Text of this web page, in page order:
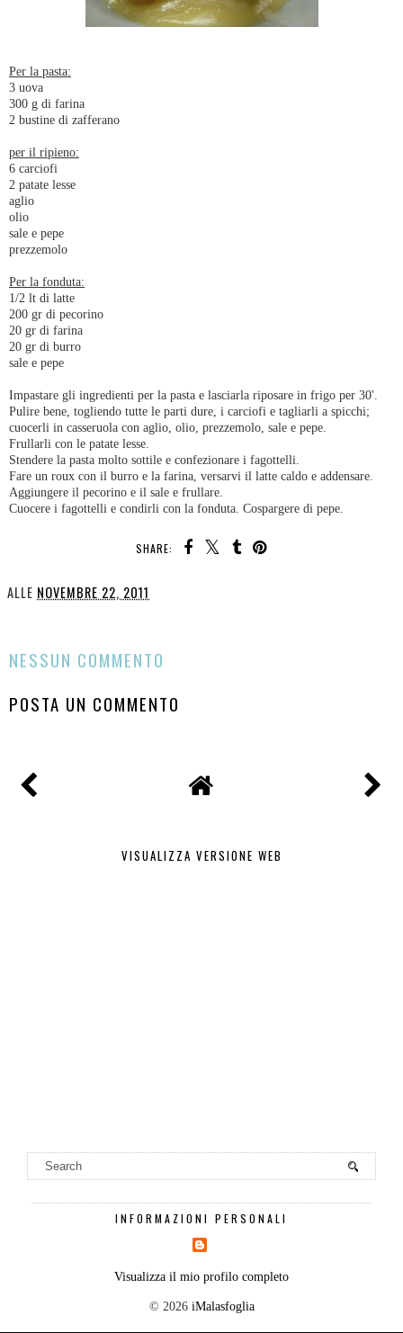
Per la pasta:
3 uova
300 g di farina
2 bustine di zafferano
per il ripieno:
6 carciofi
2 patate lesse
aglio
olio
sale e pepe
prezzemolo
Per la fonduta:
1/2 lt di latte
200 gr di pecorino
20 gr di farina
20 gr di burro
sale e pepe
Impastare gli ingredienti per la pasta e lasciarla riposare in frigo per 30'.
Pulire bene, togliendo tutte le parti dure, i carciofi e tagliarli a spicchi;
cuocerli in casseruola con aglio, olio, prezzemolo, sale e pepe.
Frullarli con le patate lesse.
Stendere la pasta molto sottile e confezionare i fagottelli.
Fare un roux con il burro e la farina, versarvi il latte caldo e addensare.
Aggiungere il pecorino e il sale e frullare.
Cuocere i fagottelli e condirli con la fonduta. Cospargere di pepe.
SHARE:
ALLE NOVEMBRE 22, 2011
NESSUN COMMENTO
POSTA UN COMMENTO
VISUALIZZA VERSIONE WEB
INFORMAZIONI PERSONALI
Visualizza il mio profilo completo
© 2026 iMalasfoglia